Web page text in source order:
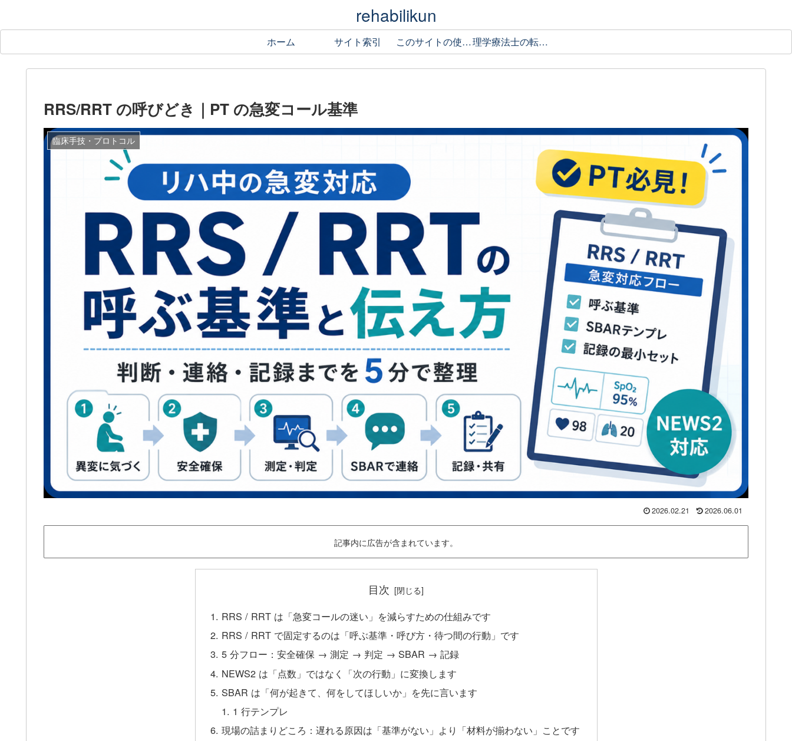
rehabilikun
ホーム サイト索引 このサイトの使い方 理学療法士の転職ガイド
RRS/RRT の呼びどき｜PT の急変コール基準
臨床手技・プロトコル
2026.02.21 2026.06.01
記事内に広告が含まれています。
目次
RRS / RRT は「急変コールの迷い」を減らすための仕組みです
RRS / RRT で固定するのは「呼ぶ基準・呼び方・待つ間の行動」です
5 分フロー：安全確保 → 測定 → 判定 → SBAR → 記録
NEWS2 は「点数」ではなく「次の行動」に変換します
SBAR は「何が起きて、何をしてほしいか」を先に言います
1 行テンプレ
現場の詰まりどころ：遅れる原因は「基準がない」より「材料が揃わない」ことです